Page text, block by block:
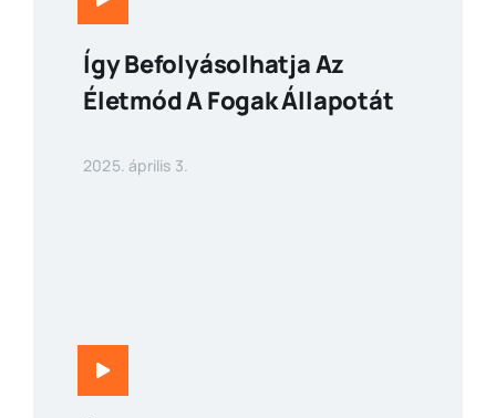
Így Befolyásolhatja Az
Életmód A Fogak Állapotát
2025. április 3.